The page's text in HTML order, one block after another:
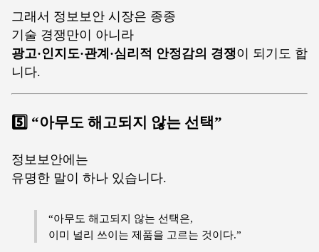
그래서 정보보안 시장은 종종
기술 경쟁만이 아니라
광고·인지도·관계·심리적 안정감의 경쟁이 되기도 합
니다.
5️⃣ “아무도 해고되지 않는 선택”
정보보안에는
유명한 말이 하나 있습니다.
“아무도 해고되지 않는 선택은,
이미 널리 쓰이는 제품을 고르는 것이다.”